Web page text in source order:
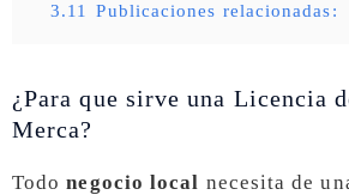
3.11
Publicaciones relacionadas:
¿Para que sirve una Licencia
Merca?
Todonegocio local necesita de